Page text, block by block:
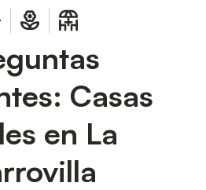
Casas
en La